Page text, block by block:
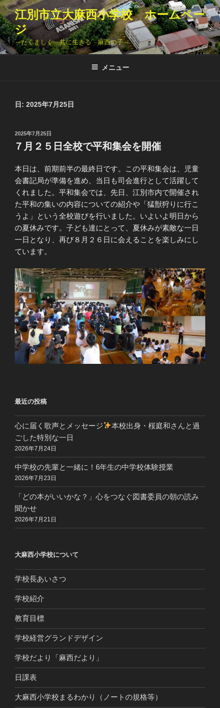
コ
ン
テ
ン
ツ
江別市立大麻西小学校 ホームペー
ジ
～たくましく 共に生きる 麻西の子～
メニュー
日: 2025年7月25日
投
稿
日:
2025年7月25日
７月２５日全校で平和集会を開催
本日は、前期前半の最終日です。この平和集会は、児童
会書記局が準備を進め、当日も司会進行として活躍して
くれました。平和集会では、先日、江別市内で開催され
た平和の集いの内容についての紹介や「猛獣狩りに行こ
うよ」という全校遊びを行いました。いよいよ明日から
の夏休みです。子ども達にとって、夏休みが素敵な一日
一日となり、再び８月２６日に会えることを楽しみにし
ています。
最近の投稿
心に届く歌声とメッセージ
本校出身・桜庭和さんと過
ごした特別な一日
2026年7月24日
中学校の先輩と一緒に！6年生の中学校体験授業
2026年7月23日
「どの本がいいかな？」心をつなぐ図書委員の朝の読み
聞かせ
2026年7月21日
大麻西小学校について
学校長あいさつ
学校紹介
教育目標
学校経営グランドデザイン
学校だより「麻西だより」
日課表
大麻西小学校まるわかり（ノートの規格等）